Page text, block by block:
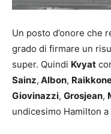
Un posto d’onore che
grado di firmare un
super. Quindi Kvyat
Sainz, Albon,
Giovinazzi, Grosjean,
undicesimo Hamilton a